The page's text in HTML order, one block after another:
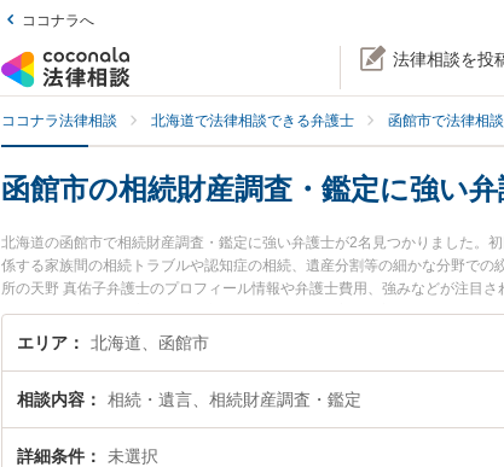
ココナラへ
法律相談を投
ココナラ法律相談 北海道で法律相談できる弁護士 函館市で法律相
函館市の相続財産調査・鑑定に強い
北海道の函館市で相続財産調査・鑑定に強い弁護士が2名見つかりました。
係する家族間の相続トラブルや認知症の相続、遺産分割等の細かな分野で
所の天野 真佑子弁護士のプロフィール情報や弁護士費用、強みなどが注目
談したい』『相続財産調査・鑑定のトラブル解決の実績豊富な近くの弁護
たい』などでお困りの相談者さんにおすすめです。
エリア 北海道、函館市
相談内容 相続・遺言、相続財産調査・鑑定
詳細条件 未選択